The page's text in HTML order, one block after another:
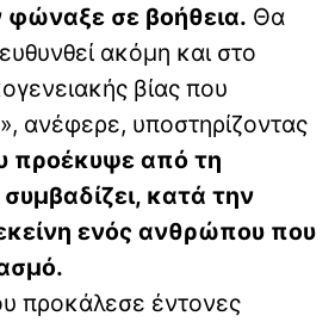
φώναξε σε βοήθεια. Θα
ακόμη και στο
βίας που
ανέφερε, υποστηρίζοντας
προέκυψε από τη
κατά την
ενός ανθρώπου που
προκάλεσε έντονες